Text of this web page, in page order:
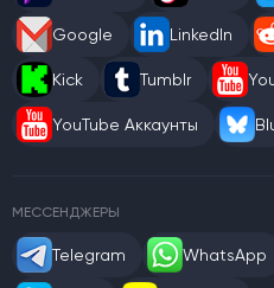
Google LinkedIn
Kick Tumblr
YouTube Аккаунты
МЕССЕНДЖЕРЫ
Telegram WhatsApp